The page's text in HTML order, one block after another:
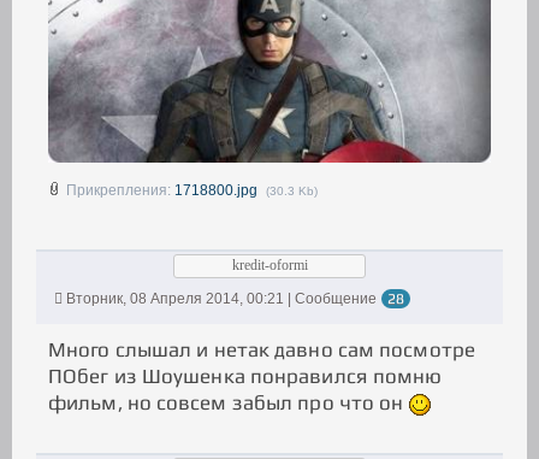
Прикрепления: 1718800.jpg (30.3 Kb)
kredit-oformi
Вторник, 08 Апреля 2014, 00:21 | Сообщение
28
Много слышал и нетак давно сам посмотре
ПОбег из Шоушенка понравился помню
фильм, но совсем забыл про что он